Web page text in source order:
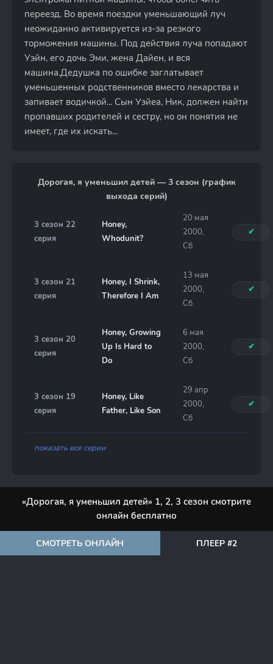
переезд. Во время поездки уменьшающий луч
неожиданно активируется из-за резкого
торможения машины. Под действия луча попадают
Уэйн, его дочь Эми, жена Дайен, и вся
машина.Дедушка по ошибке заглатывает
уменьшенных родственников вместо лекарства и
запивает водичкой... Сын Уэйеа, Ник, должен найти
пропавших родителей и сестру, но он понятия не
имеет, где их искать...
Дорогая, я уменьшил детей — 3 сезон (график
выхода серий)
3 сезон 22
серия
Honey,
Whodunit?
20 мая
2000,
Сб
✔
3 сезон 21
серия
Honey, I Shrink,
Therefore I Am
13 мая
2000,
Сб
✔
3 сезон 20
серия
Honey, Growing
Up Is Hard to
Do
6 мая
2000,
Сб
✔
3 сезон 19
серия
Honey, Like
Father, Like Son
29 апр
2000,
Сб
✔
показать все серии
«Дорогая, я уменьшил детей» 1, 2, 3 сезон смотрите
онлайн бесплатно
СМОТРЕТЬ ОНЛАЙН ПЛЕЕР #2